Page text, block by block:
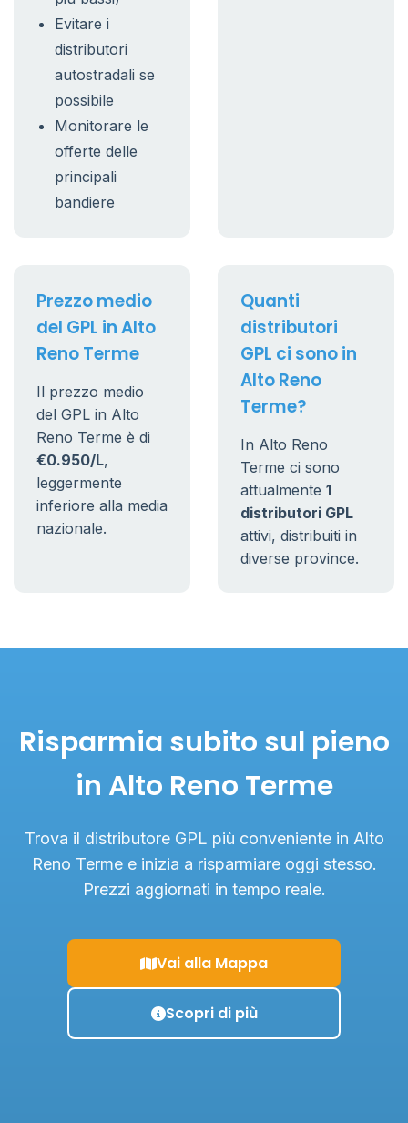
Evitare i
distributori
autostradali se
possibile
Monitorare le
offerte delle
principali
bandiere
Prezzo medio
del GPL in Alto
Reno Terme
Il prezzo medio
del GPL in Alto
Reno Terme è di
€0.950/L,
leggermente
inferiore alla media
nazionale.
Quanti
distributori
GPL ci sono in
Alto Reno
Terme?
In Alto Reno
Terme ci sono
attualmente 1
distributori GPL
attivi, distribuiti in
diverse province.
Risparmia subito sul pieno
in Alto Reno Terme
Trova il distributore GPL più conveniente in Alto
Reno Terme e inizia a risparmiare oggi stesso.
Prezzi aggiornati in tempo reale.
Vai alla Mappa
Scopri di più